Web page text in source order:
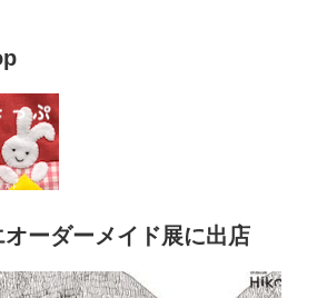
ーダーメイド展に出店